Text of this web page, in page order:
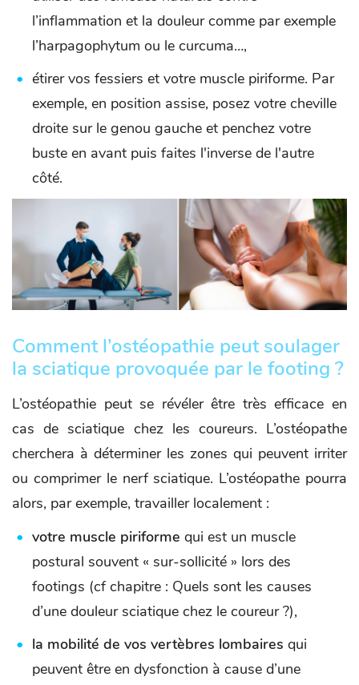
l’inflammation et la douleur comme par exemple
l’harpagophytum ou le curcuma…,
étirer vos fessiers et votre muscle piriforme. Par
exemple, en position assise, posez votre cheville
droite sur le genou gauche et penchez votre
buste en avant puis faites l'inverse de l'autre
côté.
Comment l’ostéopathie peut soulager
la sciatique provoquée par le footing ?
L’ostéopathie peut se révéler être très efficace en
cas de sciatique chez les coureurs. L’ostéopathe
cherchera à déterminer les zones qui peuvent irriter
ou comprimer le nerf sciatique. L’ostéopathe pourra
alors, par exemple, travailler localement :
votre muscle piriforme qui est un muscle
postural souvent « sur-sollicité » lors des
footings (cf chapitre : Quels sont les causes
d’une douleur sciatique chez le coureur ?),
la mobilité de vos vertèbres lombaires qui
peuvent être en dysfonction à cause d’une